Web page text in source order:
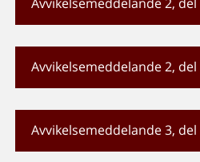
Avvikelsemeddelande 2, del
Avvikelsemeddelande 3, del